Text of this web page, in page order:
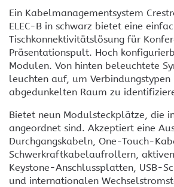
Ein Kabelmanagementsystem
ELEC-B in schwarz bietet eine
Tischkonnektivitätslösung für
Präsentationspult. Hoch
Modulen. Von hinten beleuchtete
leuchten auf, um Verbindungstypen
abgedunkelten Raum zu
Bietet neun Modulsteckplätze, die
angeordnet sind. Akzeptiert eine
Durchgangskabeln, One-Touch-
Schwerkraftkabelaufrollern,
Keystone-Anschlussplatten, USB-
und internationalen